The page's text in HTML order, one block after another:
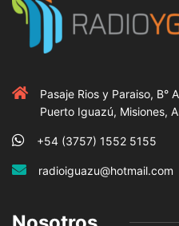
Pasaje Rios y Paraiso, B°
Puerto Iguazú, Misiones,
+54 (3757) 1552 5155
radioiguazu@hotmail.com